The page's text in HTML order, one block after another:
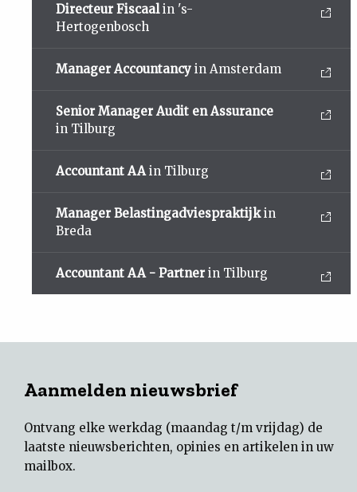
Directeur Fiscaalin 's-
Hertogenbosch
Manager Accountancy in Amsterdam
Senior Manager Audit en Assurance
in Tilburg
Accountant AA in Tilburg
Manager Belastingadviespraktijkin
Breda
Accountant AA - Partner in Tilburg
Aanmelden nieuwsbrief
Ontvang elke werkdag (maandag t/m vrijdag) de
laatste nieuwsberichten, opinies en artikelen in uw
mailbox.